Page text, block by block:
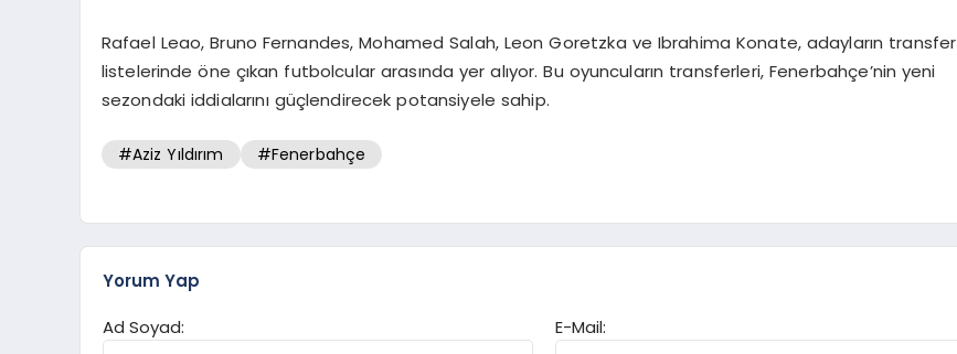
Rafael Leao, Bruno Fernandes, Mohamed Salah, Leon Goretzka ve Ibrahima Konate, adayların transfer
listelerinde öne çıkan futbolcular arasında yer alıyor. Bu oyuncuların transferleri, Fenerbahçe’nin yeni
sezondaki iddialarını güçlendirecek potansiyele sahip.
#Aziz Yıldırım #Fenerbahçe
Yorum Yap
Ad Soyad:
E-Mail: